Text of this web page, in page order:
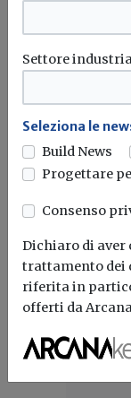
mercato ancora
Geopolitica
ripensa
costruzioni
Made expo Edilizia
Settore
Seleziona le
Build News
Progettare
Consenso
Dichiaro di
trattamento dei
riferita in
offerti da